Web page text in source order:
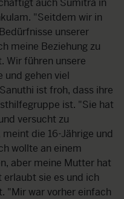
"Seitdem wir in
unserer
meine Beziehung zu
Wir führen unsere
und gehen viel
ist froh, dass ihre
ist. "Sie hat
versucht zu
die 16-Jährige und
wollte an einem
aber meine Mutter hat
sie es und ich
"Mir war vorher einfach